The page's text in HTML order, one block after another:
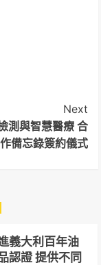
Next
測與智慧醫療 合
作備忘錄簽約儀式
義大利百年油
認證 提供不同